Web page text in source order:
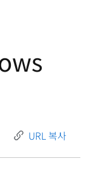
URL 복사